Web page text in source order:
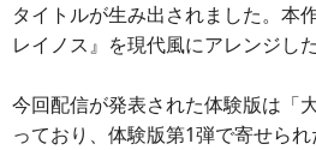
タイトルが生み出されました。本
レイノス』を現代風にアレンジし
今回配信が発表された体験版は「
っており、体験版第1弾で寄せら